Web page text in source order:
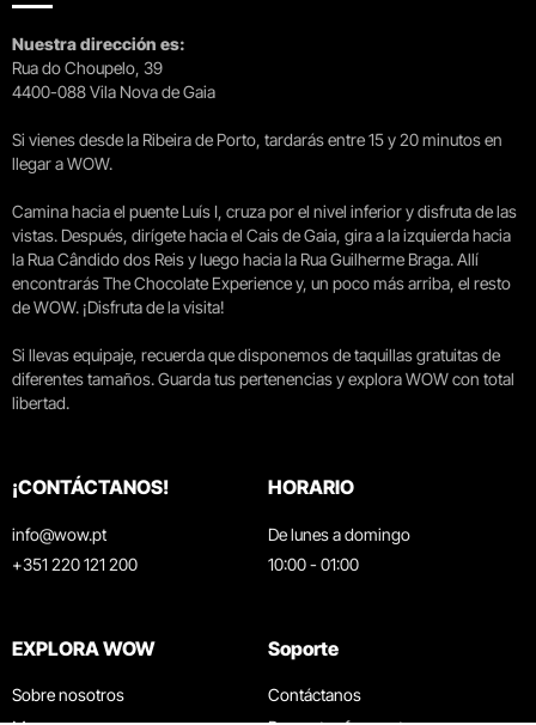
Nuestra dirección es:
Rua do Choupelo, 39
4400-088 Vila Nova de Gaia
Si vienes desde la Ribeira de Porto, tardarás entre 15 y 20 minutos en
llegar a WOW.
Camina hacia el puente Luís I, cruza por el nivel inferior y disfruta de las
vistas. Después, dirígete hacia el Cais de Gaia, gira a la izquierda hacia
la Rua Cândido dos Reis y luego hacia la Rua Guilherme Braga. Allí
encontrarás The Chocolate Experience y, un poco más arriba, el resto
de WOW. ¡Disfruta de la visita!
Si llevas equipaje, recuerda que disponemos de taquillas gratuitas de
diferentes tamaños. Guarda tus pertenencias y explora WOW con total
libertad.
¡CONTÁCTANOS!
info@wow.pt
+351 220 121 200
HORARIO
De lunes a domingo
10:00 - 01:00
EXPLORA WOW
Sobre nosotros
Soporte
Contáctanos